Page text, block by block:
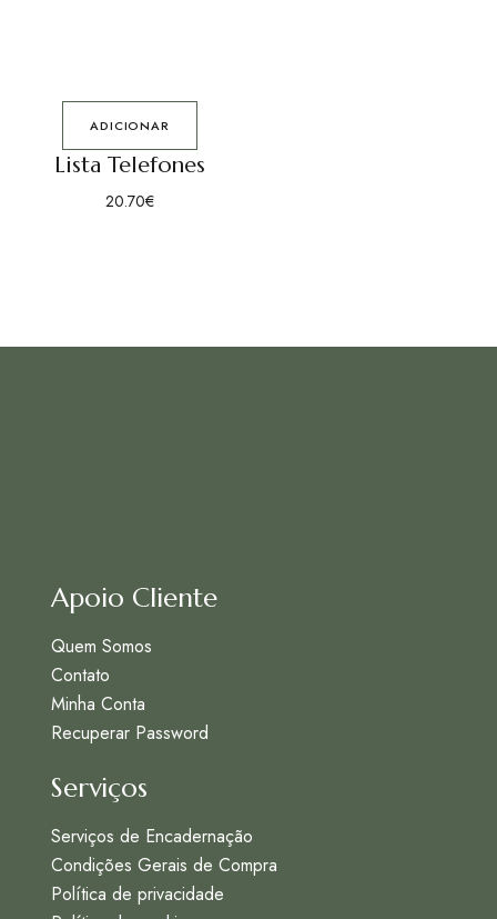
ADICIONAR
Lista Telefones
20.70€
Apoio Cliente
Quem Somos
Contato
Minha Conta
Recuperar Password
Serviços
Serviços de Encadernação
Condições Gerais de Compra
Política de privacidade